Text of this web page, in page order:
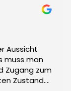
Aussicht
muss man
Zugang zum
Zustand.